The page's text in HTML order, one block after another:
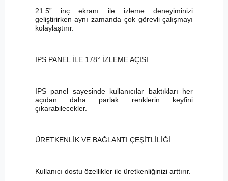
21.5” inç ekranı ile izleme deneyiminizi
geliştirirken aynı zamanda çok görevli çalışmayı
kolaylaştırır.
IPS PANEL İLE 178° İZLEME AÇISI
IPS panel sayesinde kullanıcılar baktıkları her
açıdan daha parlak renklerin keyfini
çıkarabilecekler.
ÜRETKENLİK VE BAĞLANTI ÇEŞİTLİLİĞİ
Kullanıcı dostu özellikler ile üretkenliğinizi arttırır.